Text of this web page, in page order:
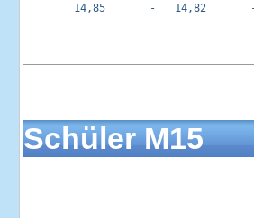
14,85       -   14,82
Schüler M15